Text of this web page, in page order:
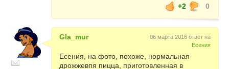
+2
0
Gla_mur
06 марта 2016 ответ на
Есения
Есения, на фото, похоже, нормальная
дрожжевпя пицца, приготовленная в